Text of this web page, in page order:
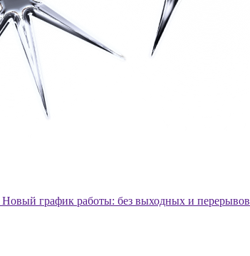
Новый график работы: без выходных и перерывов